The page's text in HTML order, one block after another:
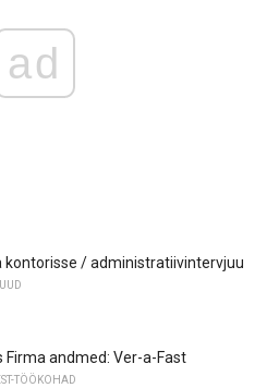
ad
kontorisse / administratiivintervjuu
Firma andmed: Ver-a-Fast
TÖÖKOHAD